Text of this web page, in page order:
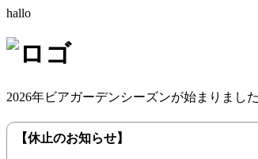
hallo
2026年ビアガーデンシーズンが始まりまし
【休止のお知らせ】